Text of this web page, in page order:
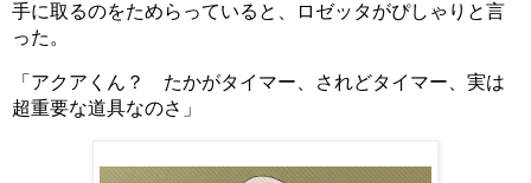
手に取るのをためらっていると、ロゼッタがぴしゃりと言
った。
「アクアくん？ たかがタイマー、されどタイマー、実は
超重要な道具なのさ」